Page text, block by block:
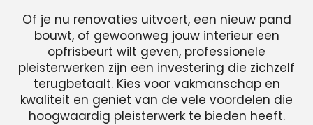
Of je nu renovaties uitvoert, een nieuw pand
bouwt, of gewoonweg jouw interieur een
opfrisbeurt wilt geven, professionele
pleisterwerken zijn een investering die zichzelf
terugbetaalt. Kies voor vakmanschap en
kwaliteit en geniet van de vele voordelen die
hoogwaardig pleisterwerk te bieden heeft.